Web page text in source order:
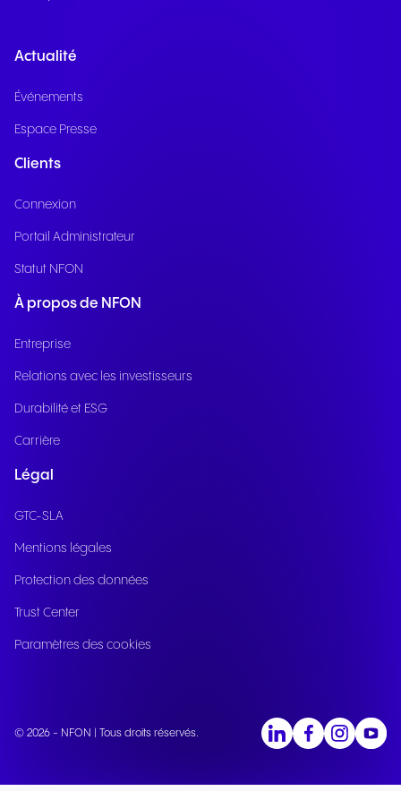
Actualité
Événements
Espace Presse
Clients
Connexion
Portail Administrateur
Statut NFON
À propos de NFON
Entreprise
Relations avec les investisseurs
Durabilité et ESG
Carrière
Légal
GTC-SLA
Mentions légales
Protection des données
Trust Center
Paramètres des cookies
© 2026 - NFON | Tous droits réservés.